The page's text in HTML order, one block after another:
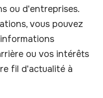
ou d'entreprises.
vous pouvez
ou vos intérêts
fil d'actualité à